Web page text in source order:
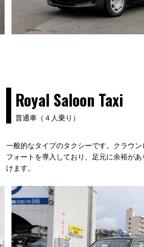
Royal Saloon Taxi
普通車（４人乗り）
一般的なタイプのタクシーです。クラウ
フォートを導入しており、足元に余裕が
けます。